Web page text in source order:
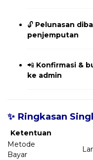
🔓 Pelunasan
penjemputan
📲 Konfirmasi &
ke admin
✨ Ringkasan
Ketentuan
Metode
Bayar